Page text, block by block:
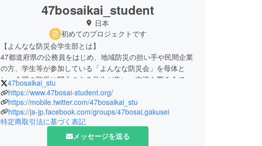
47bosaikai_student
日本
初めてのプロジェクトです
【よんなな防災会学生部とは】
47都道府県の公務員をはじめ、地域防災の担い手や民間企業
の方、学生等が参加している「よんなな防災会」を母体と
し、全国の防災に関心のある学生が集い、交流を図る会で
す。
全国各地の学生が防災・減災をキーワードにイベントや交流
会を通してつながることで、防災活動の輪を広げることを目
的としています。さらに、つながりから新たな活動への発展
や連携を目指しています。 現在、約60名の学生（中学生～大
47bosaikai_stu
https://www.47bosai-student.org/
https://mobile.twitter.com/47bosaikai_stu
https://ja-jp.facebook.com/groups/47bosai.gakusei
特定商取引法に基づく表記
メッセージを送る